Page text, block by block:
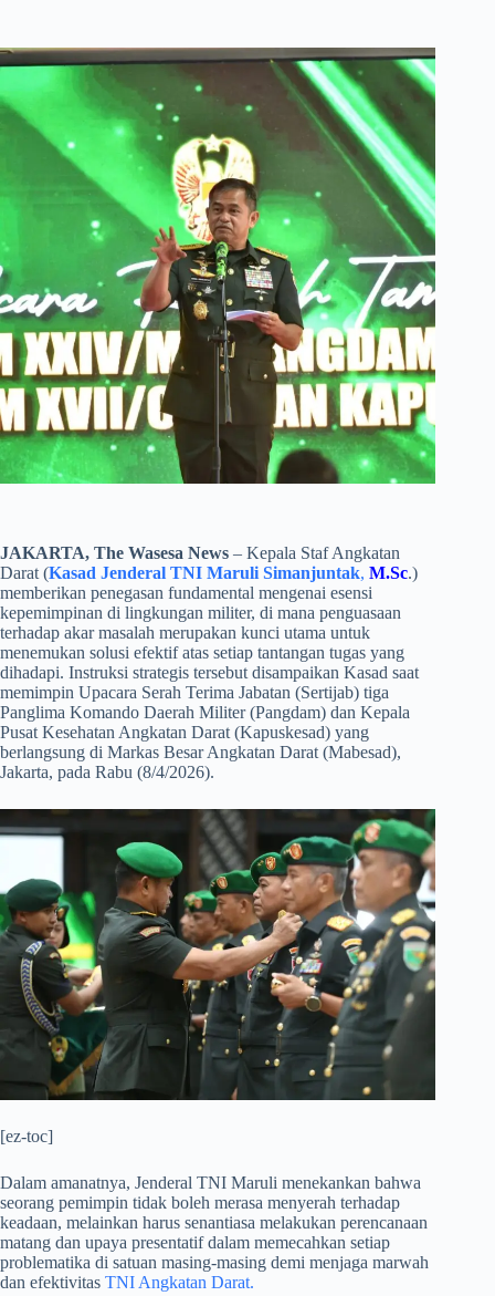
JAKARTA, The Wasesa News – Kepala Staf Angkatan
Darat (Kasad Jenderal TNI Maruli Simanjuntak, M.Sc.)
memberikan penegasan fundamental mengenai esensi
kepemimpinan di lingkungan militer, di mana penguasaan
terhadap akar masalah merupakan kunci utama untuk
menemukan solusi efektif atas setiap tantangan tugas yang
dihadapi. Instruksi strategis tersebut disampaikan Kasad saat
memimpin Upacara Serah Terima Jabatan (Sertijab) tiga
Panglima Komando Daerah Militer (Pangdam) dan Kepala
Pusat Kesehatan Angkatan Darat (Kapuskesad) yang
berlangsung di Markas Besar Angkatan Darat (Mabesad),
Jakarta, pada Rabu (8/4/2026).
[ez-toc]
Dalam amanatnya, Jenderal TNI Maruli menekankan bahwa
seorang pemimpin tidak boleh merasa menyerah terhadap
keadaan, melainkan harus senantiasa melakukan perencanaan
matang dan upaya presentatif dalam memecahkan setiap
problematika di satuan masing-masing demi menjaga marwah
dan efektivitas TNI Angkatan Darat.